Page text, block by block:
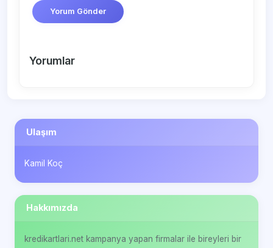
Yorum Gönder
Yorumlar
Ulaşım
Kamil Koç
Hakkımızda
kredikartlari.net kampanya yapan firmalar ile bireyleri bir